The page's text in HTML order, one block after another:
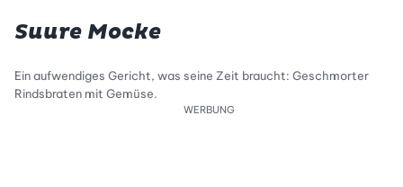
Suure Mocke
Ein aufwendiges Gericht, was seine Zeit braucht: Geschmorter
Rindsbraten mit Gemüse.
WERBUNG